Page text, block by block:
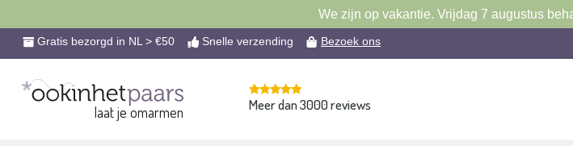
We zijn op vakantie. Vrijdag 7 augustus
naar
inhoud
Gratis bezorgd in NL > €50 Snelle verzending Bezoek ons
laat je omarmen Meer dan 3000 reviews